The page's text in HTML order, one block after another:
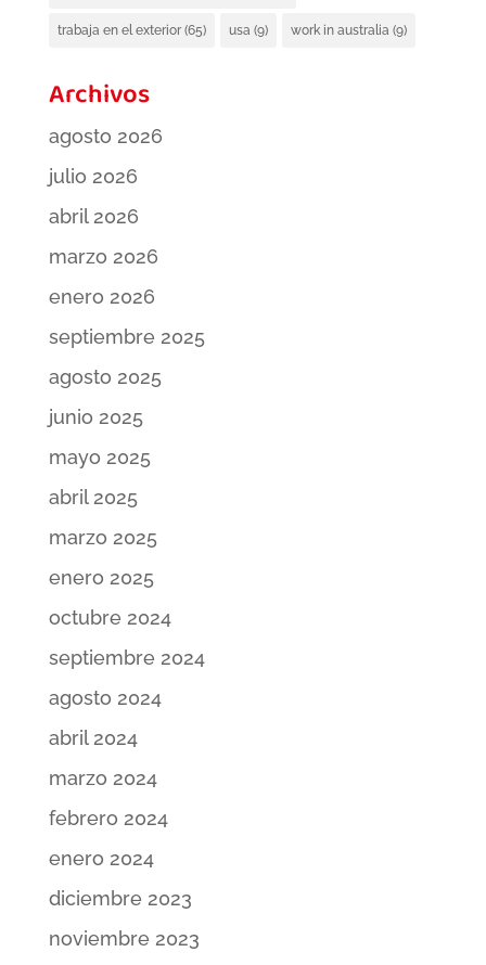
trabaja en el exterior(65) usa (9) work in australia (9)
Archivos
agosto 2026
julio 2026
abril 2026
marzo 2026
enero 2026
septiembre 2025
agosto 2025
junio 2025
mayo 2025
abril 2025
marzo 2025
enero 2025
octubre 2024
septiembre 2024
agosto 2024
abril 2024
marzo 2024
febrero 2024
enero 2024
diciembre 2023
noviembre 2023